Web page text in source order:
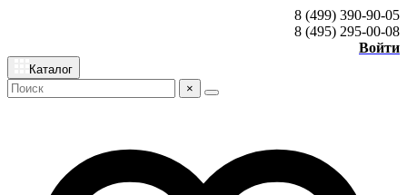
8 (499) 390-90-05
8 (495) 295-00-08
Войти
Каталог
×